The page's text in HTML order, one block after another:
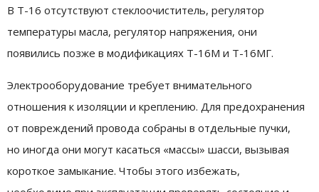
В Т-16 отсутствуют стеклоочиститель, регулятор
температуры масла, регулятор напряжения, они
появились позже в модификациях Т-16М и Т-16МГ.
Электрооборудование требует внимательного
отношения к изоляции и креплению. Для предохранения
от повреждений провода собраны в отдельные пучки,
но иногда они могут касаться «массы» шасси, вызывая
короткое замыкание. Чтобы этого избежать,